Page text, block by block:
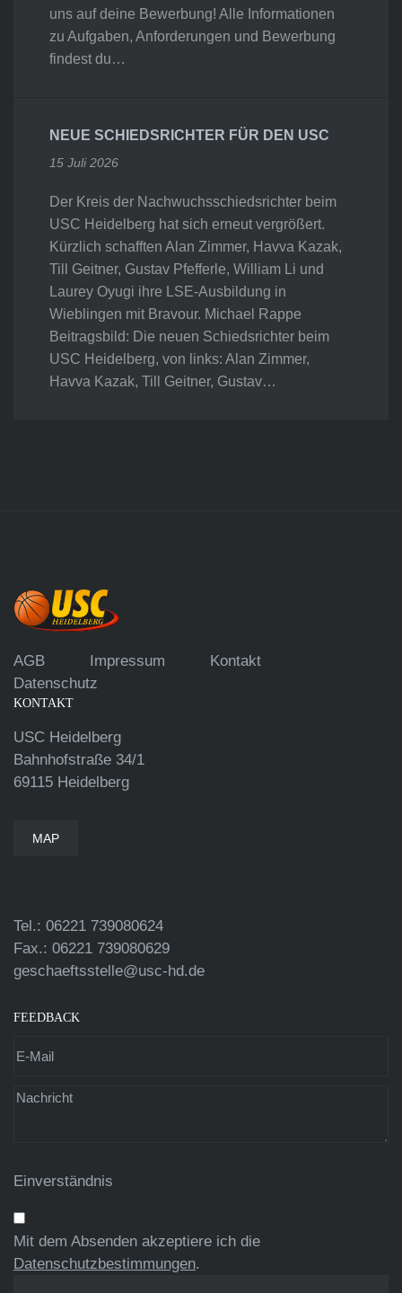
uns auf deine Bewerbung! Alle Informationen
zu Aufgaben, Anforderungen und Bewerbung
findest du…
NEUE SCHIEDSRICHTER FÜR DEN USC
15 Juli 2026
Der Kreis der Nachwuchsschiedsrichter beim
USC Heidelberg hat sich erneut vergrößert.
Kürzlich schafften Alan Zimmer, Havva Kazak,
Till Geitner, Gustav Pfefferle, William Li und
Laurey Oyugi ihre LSE-Ausbildung in
Wieblingen mit Bravour. Michael Rappe
Beitragsbild: Die neuen Schiedsrichter beim
USC Heidelberg, von links: Alan Zimmer,
Havva Kazak, Till Geitner, Gustav…
AGB Impressum
Kontakt
Datenschutz
KONTAKT
USC Heidelberg
Bahnhofstraße 34/1
69115 Heidelberg
MAP
Tel.: 06221 739080624
Fax.: 06221 739080629
geschaeftsstelle@usc-hd.de
FEEDBACK
Einverständnis
Mit dem Absenden akzeptiere ich die
Datenschutzbestimmungen.